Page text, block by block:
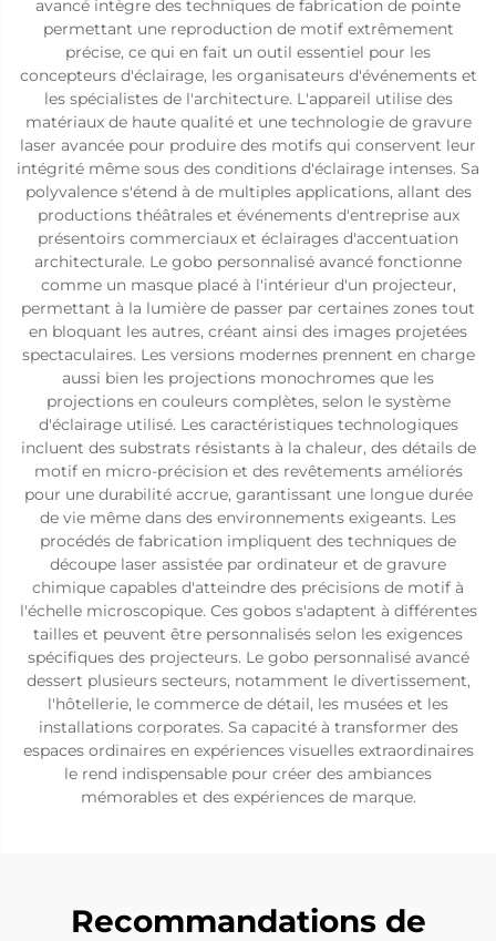
avancé intègre des techniques de fabrication de pointe
permettant une reproduction de motif extrêmement
précise, ce qui en fait un outil essentiel pour les
concepteurs d'éclairage, les organisateurs d'événements et
les spécialistes de l'architecture. L'appareil utilise des
matériaux de haute qualité et une technologie de gravure
laser avancée pour produire des motifs qui conservent leur
intégrité même sous des conditions d'éclairage intenses. Sa
polyvalence s'étend à de multiples applications, allant des
productions théâtrales et événements d'entreprise aux
présentoirs commerciaux et éclairages d'accentuation
architecturale. Le gobo personnalisé avancé fonctionne
comme un masque placé à l'intérieur d'un projecteur,
permettant à la lumière de passer par certaines zones tout
en bloquant les autres, créant ainsi des images projetées
spectaculaires. Les versions modernes prennent en charge
aussi bien les projections monochromes que les
projections en couleurs complètes, selon le système
d'éclairage utilisé. Les caractéristiques technologiques
incluent des substrats résistants à la chaleur, des détails de
motif en micro-précision et des revêtements améliorés
pour une durabilité accrue, garantissant une longue durée
de vie même dans des environnements exigeants. Les
procédés de fabrication impliquent des techniques de
découpe laser assistée par ordinateur et de gravure
chimique capables d'atteindre des précisions de motif à
l'échelle microscopique. Ces gobos s'adaptent à différentes
tailles et peuvent être personnalisés selon les exigences
spécifiques des projecteurs. Le gobo personnalisé avancé
dessert plusieurs secteurs, notamment le divertissement,
l'hôtellerie, le commerce de détail, les musées et les
installations corporates. Sa capacité à transformer des
espaces ordinaires en expériences visuelles extraordinaires
le rend indispensable pour créer des ambiances
mémorables et des expériences de marque.
Recommandations de